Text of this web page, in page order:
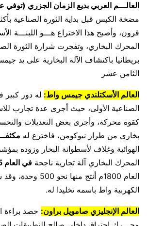
العالـــم العربي بديع الزمان الجزري (توفي عام
مضخة الكبس قبل بداية الثورة الصناعية
قرون، وأصبح هذا الاختراع هـــو اللبنـــة
المحرك البخاري، وتفجرت شرارة الثورة
بريطانيا باكتشاف الآلة البخارية على يد
الثامن عشر
العالم الأسكتلندي جيمس واط: له دور كبير
الصناعية الأولى، حيث أجرى عدة تجارب
كقوة محركة، وأجرى بعض التعديلات
بخاري من طراز نيوكومن، فاخترع له
الهوائية وغلاف لأسطوانة البخار وزوده
المحرك البخاري آلة تجارية ناجحة في العام 1775م
العام 1800م أنتج
الكهربية واط باسمه تخليدا له.
العالم الإنجليزي صامويل براون: حصد براءة